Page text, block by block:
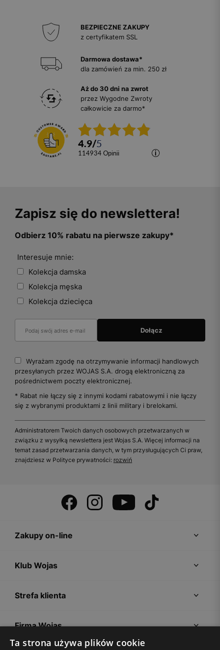
BEZPIECZNE ZAKUPY
z certyfikatem SSL
Darmowa dostawa*
dla zamówień za min. 250 zł
Aż do 30 dni na zwrot
przez Wygodne Zwroty
całkowicie za darmo*
4.9/5
114934 opinii
Zapisz się do newslettera!
Odbierz 10% rabatu na pierwsze zakupy*
Interesuje mnie:
Kolekcja damska
Kolekcja męska
Kolekcja dziecięca
Wyrażam zgodę na otrzymywanie informacji handlowych
przesyłanych przez WOJAS S.A. drogą elektroniczną za
pośrednictwem poczty elektronicznej.
* Rabat nie łączy się z innymi kodami rabatowymi i nie łączy
się z wybranymi produktami z linii military i brelokami.
Administratorem Twoich danych osobowych przetwarzanych w
związku z wysyłką newslettera jest Wojas S.A. Więcej informacji na
temat zasad przetwarzania danych, w tym przysługujących Ci praw,
znajdziesz w Polityce prywatności: rozwiń
Zakupy on-line
Klub Wojas
Strefa klienta
Firma Wojas
Ta strona używa plików cookie